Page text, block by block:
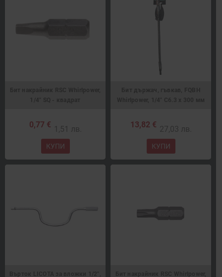
0,77 € 1,51 лв.
КУПИ
13,82 € 27,03 лв.
КУПИ